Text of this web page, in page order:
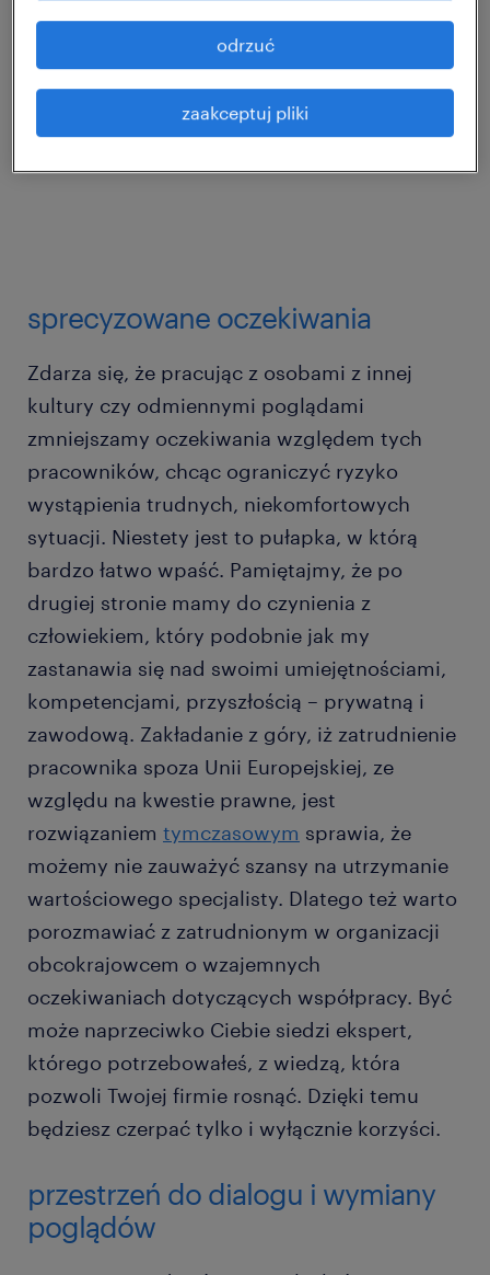
sprecyzowane oczekiwania
Zdarza się, że pracując z osobami z innej
kultury czy odmiennymi poglądami
zmniejszamy oczekiwania względem tych
pracowników, chcąc ograniczyć ryzyko
wystąpienia trudnych, niekomfortowych
sytuacji. Niestety jest to pułapka, w którą
bardzo łatwo wpaść. Pamiętajmy, że po
drugiej stronie mamy do czynienia z
człowiekiem, który podobnie jak my
zastanawia się nad swoimi umiejętnościami,
kompetencjami, przyszłością – prywatną i
zawodową. Zakładanie z góry, iż zatrudnienie
pracownika spoza Unii Europejskiej, ze
względu na kwestie prawne, jest
rozwiązaniem tymczasowym sprawia, że
możemy nie zauważyć szansy na utrzymanie
wartościowego specjalisty. Dlatego też warto
porozmawiać z zatrudnionym w organizacji
obcokrajowcem o wzajemnych
oczekiwaniach dotyczących współpracy. Być
może naprzeciwko Ciebie siedzi ekspert,
którego potrzebowałeś, z wiedzą, która
pozwoli Twojej firmie rosnąć. Dzięki temu
będziesz czerpać tylko i wyłącznie korzyści.
przestrzeń do dialogu i wymiany
poglądów
zaakceptuj pliki
odrzuć